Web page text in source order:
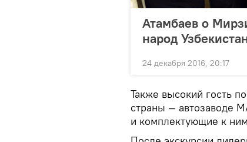
Атамбаев о
народ
24 декабря 2016, 20:17
Также высокий гость
страны — автозаводе
и комплектующие к